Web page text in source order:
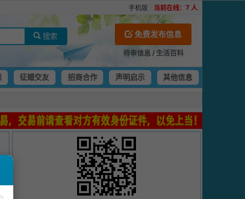
手机版 当前在线： 7 人
搜索 免费发布信息
待审信息 / 生活百科
征婚交友 招商合作 声明启示 其他信息